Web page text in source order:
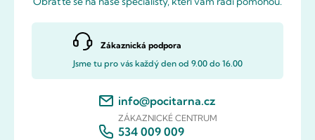
Zákaznická podpora
Jsme tu pro vás každý den od 9.00 do 16.00
info@pocitarna.cz
ZÁKAZNICKÉ CENTRUM
534 009 009